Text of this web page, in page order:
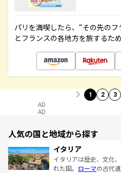
パリを満喫したら、“その先の
とフランスの各地方を旅するた
1 2 3
AD
AD
人気の国と地域から探す
イタリア
イタリアは歴史、文化
れた国。 ローマの古代